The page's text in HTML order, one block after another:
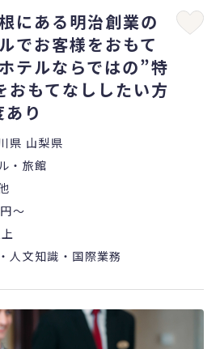
にある明治創業の
でお客様をおもて
テルならではの”特
おもてなししたい方
り
県 山梨県
・旅館
〜
人文知識・国際業務